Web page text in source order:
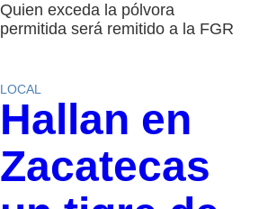
Quien exceda la pólvora
permitida será remitido a la FGR
LOCAL
Hallan en
Zacatecas